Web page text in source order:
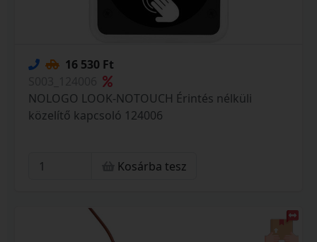
16 530 Ft
NOLOGO LOOK-NOTOUCH Érintés nélküli
közelítő kapcsoló 124006
Kosárba tesz